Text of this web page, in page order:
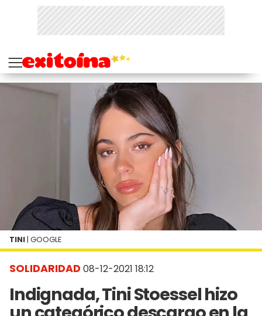
SOLIDARIDAD 08-12-2021 18:12
Indignada, Tini Stoessel hizo
TINI | GOOGLE